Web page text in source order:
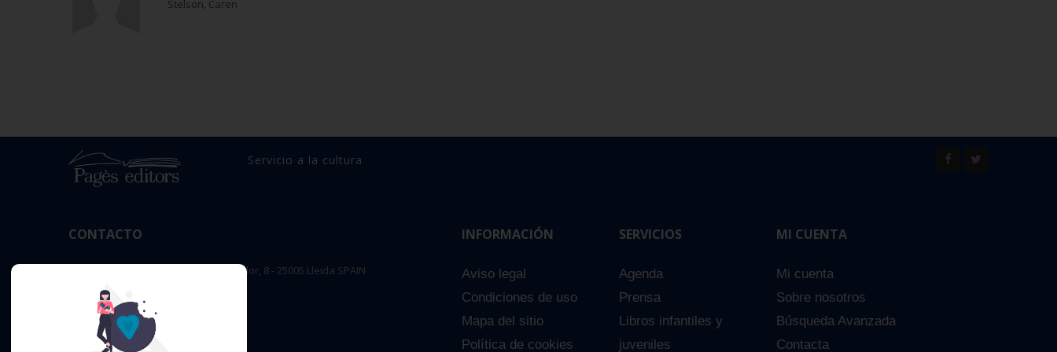
Stelson, Caren
Servicio a la cultura
CONTACTO
OFICINA PRINCIPAL : c/ Sant Salvador, 8 - 25005 Lleida SPAIN
editorial@pageseditors.cat
Teléfono: 973 23 66 11
pageseditors.cat
INFORMACIÓN
Aviso legal
Condiciones de uso
Mapa del sitio
Política de cookies
SERVICIOS
Agenda
Prensa
Libros infantiles y
juveniles
MI CUENTA
Mi cuenta
Sobre nosotros
Búsqueda Avanzada
Contacta